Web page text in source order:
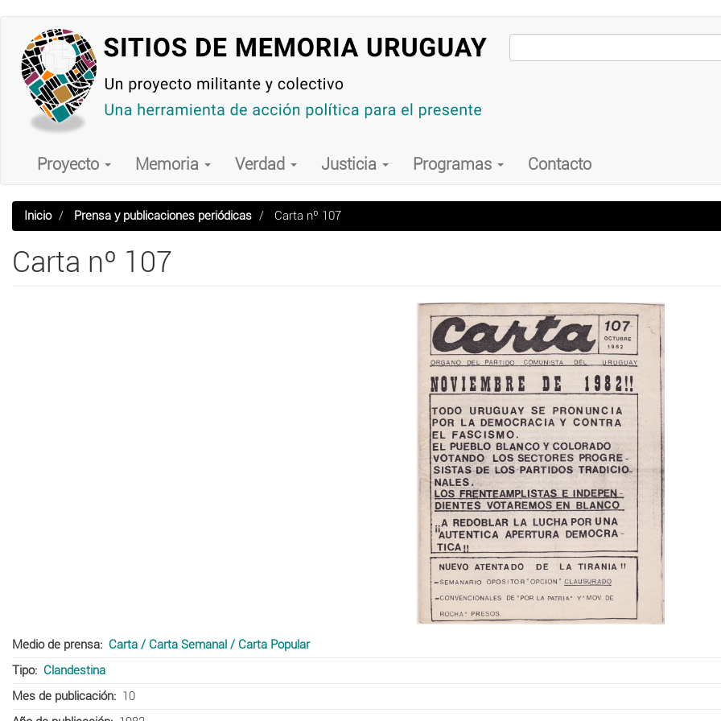
contenido
principal
Main
navigation
Proyecto Memoria Verdad Justicia Programas Contacto
Inicio Prensa y publicaciones periódicas Carta nº 107
Carta nº 107
Medio de prensa
Carta / Carta Semanal / Carta Popular
Tipo
Clandestina
Mes de publicación
10